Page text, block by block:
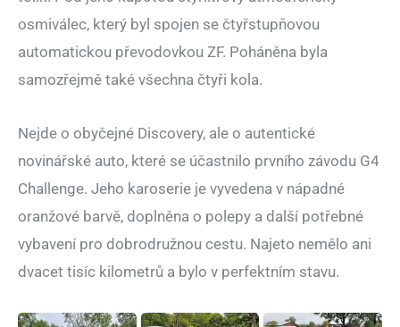
osmiválec, který byl spojen se čtyřstupňovou
automatickou převodovkou ZF. Poháněna byla
samozřejmě také všechna čtyři kola.
Nejde o obyčejné Discovery, ale o autentické
novinářské auto, které se účastnilo prvního závodu G4
Challenge. Jeho karoserie je vyvedena v nápadné
oranžové barvě, doplněna o polepy a další potřebné
vybavení pro dobrodružnou cestu. Najeto nemělo ani
dvacet tisíc kilometrů a bylo v perfektním stavu.